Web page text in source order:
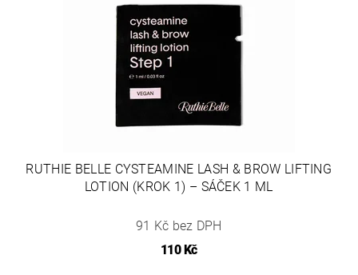
RUTHIE BELLE CYSTEAMINE LASH & BROW LIFTING
LOTION (KROK 1) – SÁČEK 1 ML
91 Kč bez DPH
110 Kč